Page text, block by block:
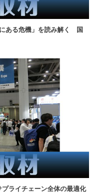
にある危機」を読み解く 国
プライチェーン全体の最適化